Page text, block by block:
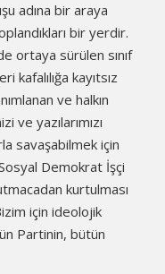
adına bir araya
bir yerdir.
ortaya sürülen sınıf
kafalılığa kayıtsız
ve halkın
yazılarımızı
savaşabilmek için
Demokrat İşçi
kurtulması
için ideolojik
Partinin, bütün